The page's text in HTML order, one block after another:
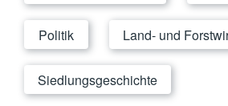
Politik Land- und
Siedlungsgeschichte